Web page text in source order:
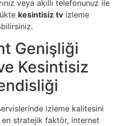
veya akıllı telefonunuz ile
kesintisiz tv izleme
Genişliği
Kesintisiz
izleme kalitesini
stratejik faktör, internet